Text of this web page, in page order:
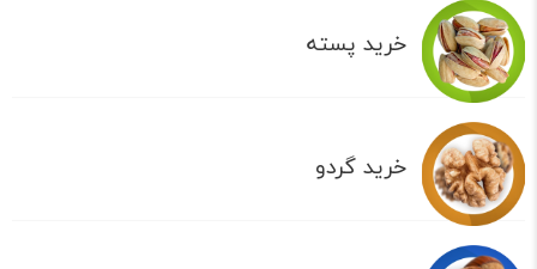
خرید پسته
خرید گردو